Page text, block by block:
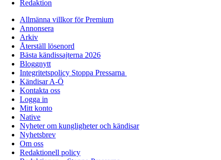
Redaktion
Allmänna villkor för Premium
Annonsera
Arkiv
Återställ lösenord
Bästa kändissajterna 2026
Bloggnytt
Integritetspolicy Stoppa Pressarna
Kändisar A-Ö
Kontakta oss
Logga in
Mitt konto
Native
Nyheter om kungligheter och kändisar
Nyhetsbrev
Om oss
Redaktionell policy